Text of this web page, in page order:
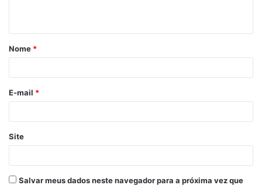
á
r
*
Nome *
E-mail *
Site
Salvar meus dados neste navegador para a próxima vez que